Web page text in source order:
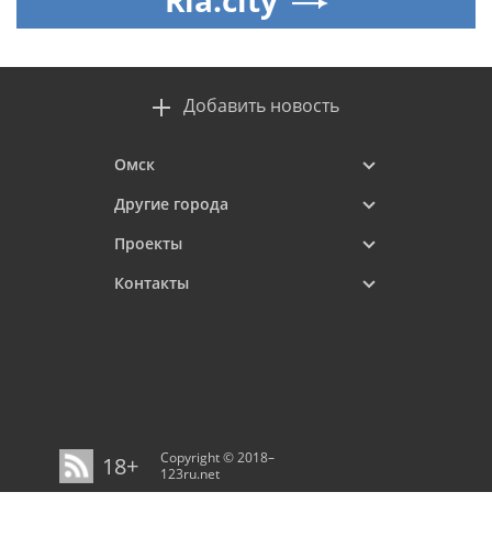
Добавить новость
Омск
Другие города
Проекты
Контакты
18+
Copyright © 2018–
123ru.net